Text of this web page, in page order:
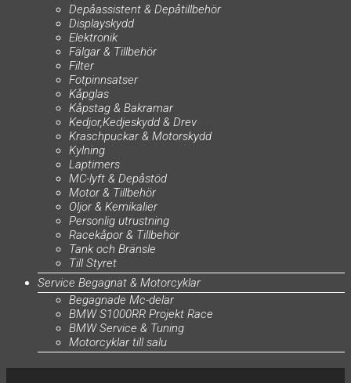
Depåassistent & Depåtillbehör
Displayskydd
Elektronik
Fälgar & Tillbehör
Filter
Fotpinnsatser
Kåpglas
Kåpstag & Bakramar
Kedjor,Kedjeskydd & Drev
Kraschpuckar & Motorskydd
Kylning
Laptimers
MC-lyft & Depåstöd
Motor & Tillbehör
Oljor & Kemikalier
Personlig utrustning
Racekåpor & Tillbehör
Tank och Bränsle
Till Styret
Service Begagnat & Motorcyklar
Begagnade Mc-delar
BMW S1000RR Projekt Race
BMW Service & Tuning
Motorcyklar till salu